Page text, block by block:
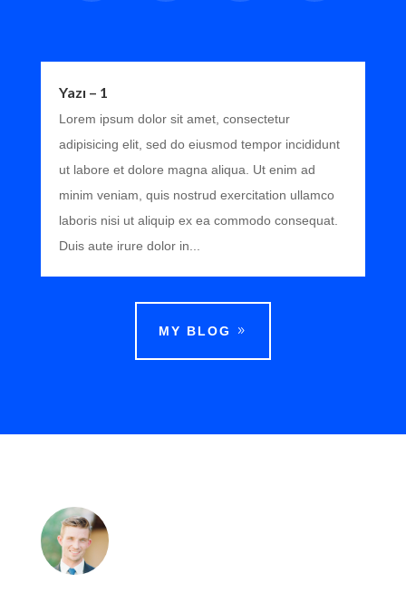
Yazı – 1
Lorem ipsum dolor sit amet, consectetur
adipisicing elit, sed do eiusmod tempor incididunt
ut labore et dolore magna aliqua. Ut enim ad
minim veniam, quis nostrud exercitation ullamco
laboris nisi ut aliquip ex ea commodo consequat.
Duis aute irure dolor in...
MY BLOG